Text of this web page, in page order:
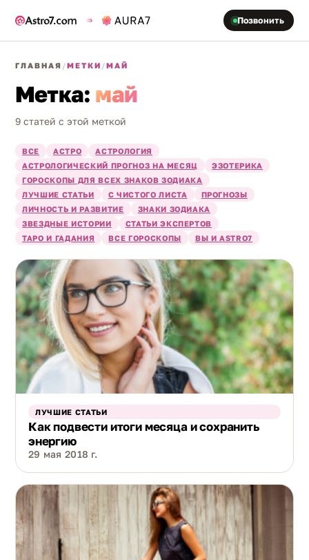
Позвонить
ГЛАВНАЯ /МЕТКИ /МАЙ
Метка: май
9 статей с этой меткой
ВСЕ АСТРО
АСТРОЛОГИЯ
АСТРОЛОГИЧЕСКИЙ ПРОГНОЗ НА МЕСЯЦ
ЭЗОТЕРИКА
ГОРОСКОПЫ ДЛЯ ВСЕХ ЗНАКОВ ЗОДИАКА
ЛУЧШИЕ СТАТЬИ
С ЧИСТОГО ЛИСТА
ПРОГНОЗЫ
ЛИЧНОСТЬ И РАЗВИТИЕ
ЗНАКИ ЗОДИАКА
ЗВЕЗДНЫЕ ИСТОРИИ
СТАТЬИ ЭКСПЕРТОВ
ТАРО И ГАДАНИЯ
ВСЕ ГОРОСКОПЫ ВЫ И ASTRO7
ЛУЧШИЕ СТАТЬИ
Как подвести итоги месяца и сохранить
энергию
29 мая 2018 г.